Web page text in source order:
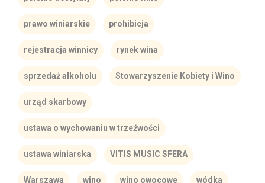
prawo winiarskie prohibicja
rejestracja winnicy rynek wina
sprzedaż alkoholu Stowarzyszenie Kobiety i Wino
urząd skarbowy
ustawa o wychowaniu w trzeźwości
ustawa winiarska VITIS MUSIC SFERA
Warszawa wino wino owocowe wódka